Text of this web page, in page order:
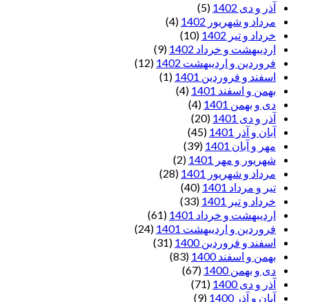
آذر و دی 1402
(5)
مرداد و شهریور 1402
(4)
خرداد و تیر 1402
(10)
اردیبهشت و خرداد 1402
(9)
فروردین و اردیبهشت 1402
(12)
اسفند و فروردین 1401
(1)
بهمن و اسفند 1401
(4)
دی و بهمن 1401
(4)
آذر و دی 1401
(20)
آبان و آذر 1401
(45)
مهر و آبان 1401
(39)
شهریور و مهر 1401
(2)
مرداد و شهریور 1401
(28)
تیر و مرداد 1401
(40)
خرداد و تیر 1401
(33)
اردیبهشت و خرداد 1401
(61)
فروردین و اردیبهشت 1401
(24)
اسفند و فروردین 1400
(31)
بهمن و اسفند 1400
(83)
دی و بهمن 1400
(67)
آذر و دی 1400
(71)
آبان و آذر 1400
(9)